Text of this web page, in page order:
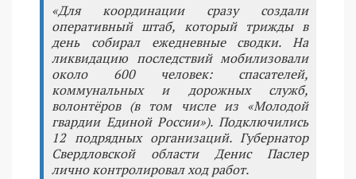
«Для координации сразу создали
оперативный штаб, который трижды в
день собирал ежедневные сводки. На
ликвидацию последствий мобилизовали
около 600 человек: спасателей,
коммунальных и дорожных служб,
волонтёров (в том числе из «Молодой
гвардии Единой России»). Подключились
12 подрядных организаций. Губернатор
Свердловской области Денис Паслер
лично контролировал ход работ.